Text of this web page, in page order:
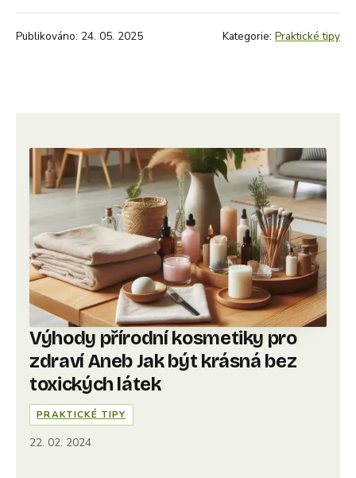
Publikováno: 24. 05. 2025 Kategorie: Praktické tipy
Výhody přírodní kosmetiky pro
zdraví Aneb Jak být krásná bez
toxických látek
PRAKTICKÉ TIPY
22. 02. 2024